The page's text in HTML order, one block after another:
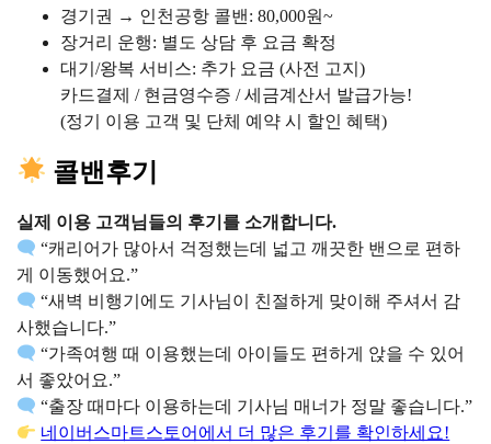
경기권 → 인천공항 콜밴: 80,000원~
장거리 운행: 별도 상담 후 요금 확정
대기/왕복 서비스: 추가 요금 (사전 고지)
카드결제 / 현금영수증 / 세금계산서 발급가능!
(정기 이용 고객 및 단체 예약 시 할인 혜택)
콜밴후기
실제 이용 고객님들의 후기를 소개합니다.
“캐리어가 많아서 걱정했는데 넓고 깨끗한 밴으로 편하
게 이동했어요.”
“새벽 비행기에도 기사님이 친절하게 맞이해 주셔서 감
사했습니다.”
“가족여행 때 이용했는데 아이들도 편하게 앉을 수 있어
서 좋았어요.”
“출장 때마다 이용하는데 기사님 매너가 정말 좋습니다.”
네이버스마트스토어에서 더 많은 후기를 확인하세요!